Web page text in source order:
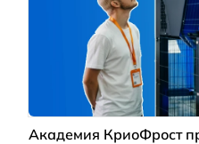
Академия КриоФрост